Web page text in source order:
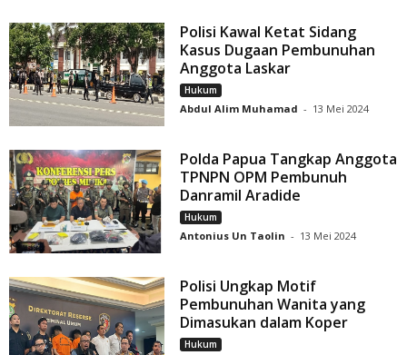
Polisi Kawal Ketat Sidang
Kasus Dugaan Pembunuhan
Anggota Laskar
Hukum
Abdul Alim Muhamad - 13 Mei 2024
Polda Papua Tangkap Anggota
TPNPN OPM Pembunuh
Danramil Aradide
Hukum
Antonius Un Taolin - 13 Mei 2024
Polisi Ungkap Motif
Pembunuhan Wanita yang
Dimasukan dalam Koper
Hukum